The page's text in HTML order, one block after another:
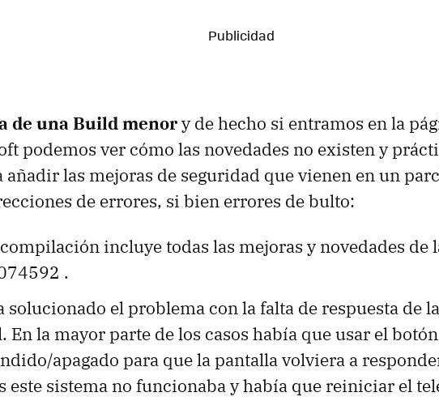
de una Build menory de hecho si entramos en la
podemos ver cómo las novedades no existen y
las mejoras de seguridad que vienen en un
de errores, si bien errores de bulto:
incluye todas las mejoras y novedades de
.
solucionado el problema con la falta de respuesta de
En la mayor parte de los casos había que usar el
apagado para que la pantalla volviera a
este sistema no funcionaba y había que reiniciar el